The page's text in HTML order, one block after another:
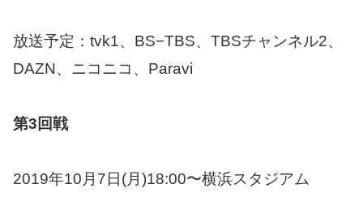
放送予定：tvk1、BS−TBS、TBSチャンネル2、
DAZN、ニコニコ、Paravi
第3回戦
2019年10月7日(月)18:00〜横浜スタジアム